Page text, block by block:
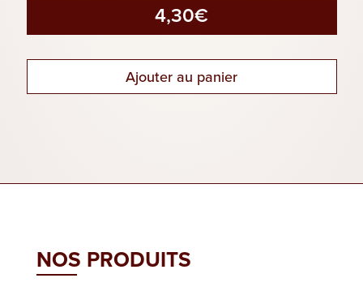
4,30€
Ajouter au panier
NOS PRODUITS